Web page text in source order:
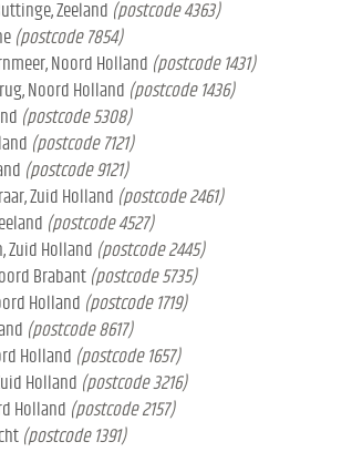
Zeeland (postcode 4363)
(postcode 7854)
Noord Holland (postcode 1431)
Noord Holland (postcode 1436)
(postcode 5308)
(postcode 7121)
(postcode 9121)
Zuid Holland (postcode 2461)
(postcode 4527)
Zuid Holland (postcode 2445)
Brabant (postcode 5735)
Holland (postcode 1719)
(postcode 8617)
Holland (postcode 1657)
Holland (postcode 3216)
Holland (postcode 2157)
(postcode 1391)